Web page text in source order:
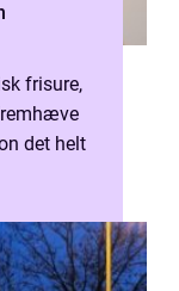
frisure,
det helt